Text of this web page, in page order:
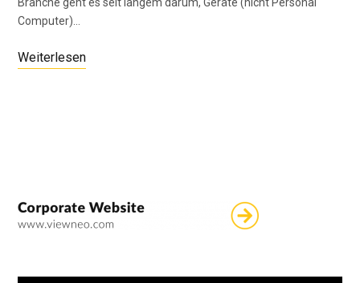
Computer)…
Weiterlesen